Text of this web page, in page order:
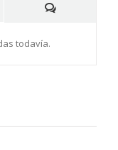
todavía.